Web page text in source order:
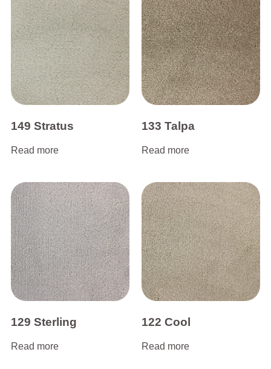
149 Stratus
Read more
133 Talpa
Read more
129 Sterling
Read more
122 Cool
Read more